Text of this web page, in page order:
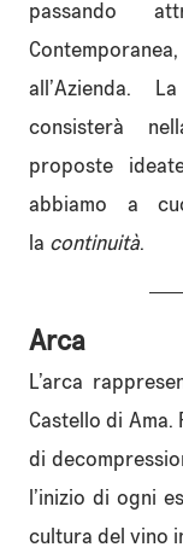
passando
all’Azienda.
consisterà
proposte
abbiamo a
la continuità.
Arca
L’arca
Castello di
di
l’inizio di ogni
cultura del vino